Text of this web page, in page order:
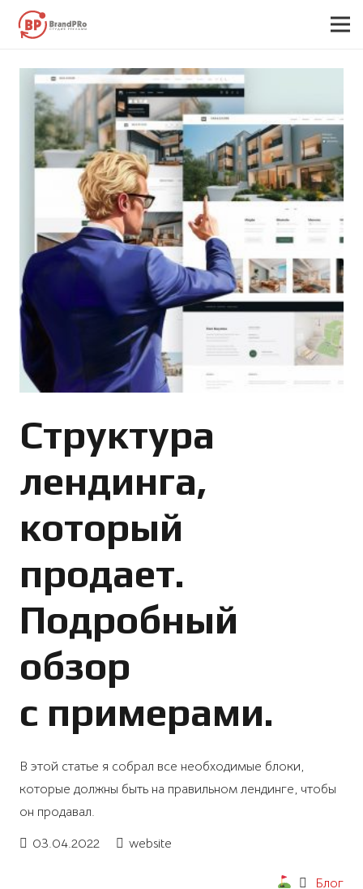
Структура
лендинга,
который
продает.
Подробный
обзор
с примерами.
В этой статье я собрал все необходимые блоки,
которые должны быть на правильном лендинге, чтобы
он продавал.
03.04.2022
website
Блог